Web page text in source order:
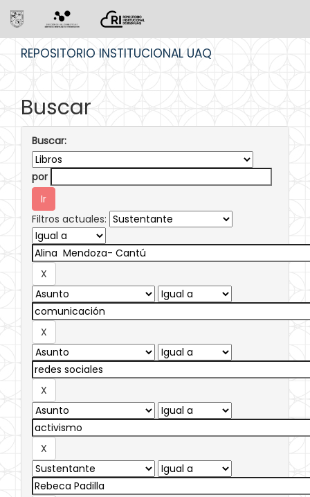
REPOSITORIO INSTITUCIONAL UAQ
Buscar
Buscar:
por
Filtros actuales: